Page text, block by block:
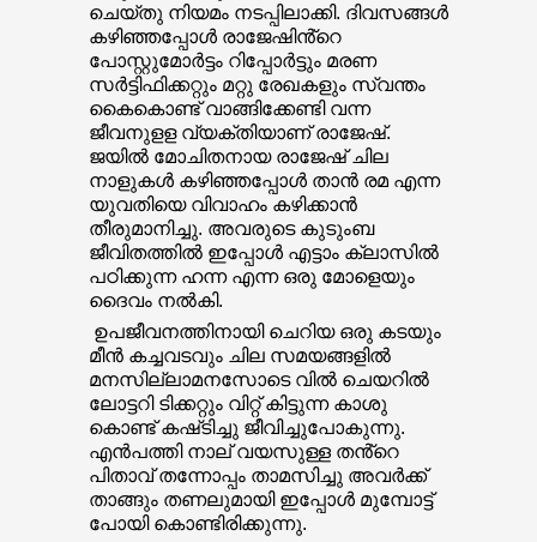
ചെയ്തു നിയമം നടപ്പിലാക്കി. ദിവസങ്ങൾ
കഴിഞ്ഞപ്പോൾ രാജേഷിൻ്റെ
പോസ്റ്റുമോർട്ടം റിപ്പോർട്ടും മരണ
സർട്ടിഫിക്കറ്റും മറ്റു രേഖകളും സ്വന്തം
കൈകൊണ്ട് വാങ്ങിക്കേണ്ടി വന്ന
ജീവനുളള വ്യക്തിയാണ് രാജേഷ്.
ജയിൽ മോചിതനായ രാജേഷ് ചില
നാളുകൾ കഴിഞ്ഞപ്പോൾ താൻ രമ എന്ന
യുവതിയെ വിവാഹം കഴിക്കാൻ
തീരുമാനിച്ചു. അവരുടെ കുടുംബ
ജീവിതത്തിൽ ഇപ്പോൾ എട്ടാം ക്ലാസിൽ
പഠിക്കുന്ന ഹന്ന എന്ന ഒരു മോളെയും
ദൈവം നൽകി.
ഉപജീവനത്തിനായി ചെറിയ ഒരു കടയും
മീൻ കച്ചവടവും ചില സമയങ്ങളിൽ
മനസില്ലാമനസോടെ വിൽ ചെയറിൽ
ലോട്ടറി ടിക്കറ്റും വിറ്റ് കിട്ടുന്ന കാശു
കൊണ്ട് കഷ്‌ടിച്ചു ജീവിച്ചുപോകുന്നു.
എൻപത്തി നാല് വയസുള്ള തൻ്റെ
പിതാവ് തന്നോപ്പം താമസിച്ചു അവർക്ക്
താങ്ങും തണലുമായി ഇപ്പോൾ മുമ്പോട്ട്
പോയി കൊണ്ടിരിക്കുന്നു.